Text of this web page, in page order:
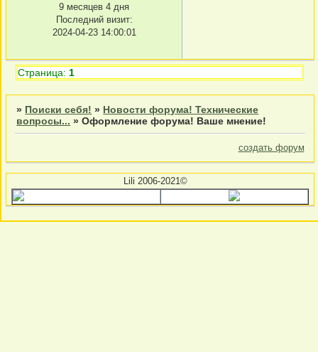
9 месяцев 4 дня
Последний визит:
2024-04-23 14:00:01
Страница:1
» Поиски себя! » Новости форума! Технические
вопросы... »Оформление форума! Ваше мнение!
создать форум
Lili 2006-2021©